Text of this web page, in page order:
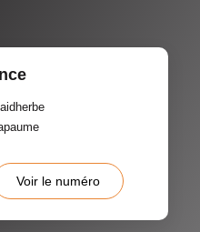
Voir le numéro